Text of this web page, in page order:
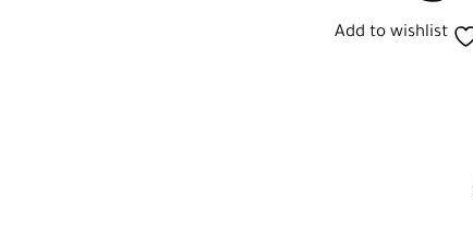
Add to wishlist